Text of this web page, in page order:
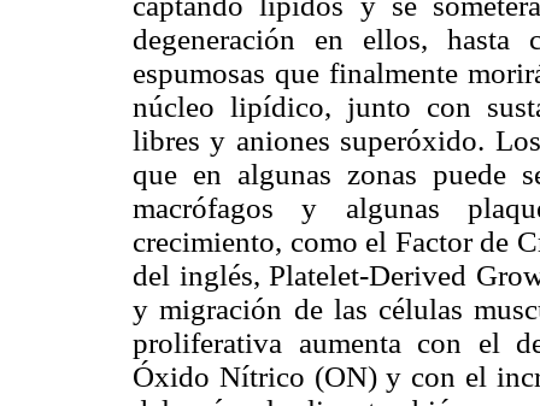
degeneración en ellos, hasta
espumosas que finalmente
núcleo lipídico, junto con
libres y aniones superóxido.
que en algunas zonas puede
macrófagos y algunas
crecimiento, como el Factor de
del inglés, Platelet-Derived
y migración de las células
proliferativa aumenta con el
Óxido Nítrico (ON) y con el